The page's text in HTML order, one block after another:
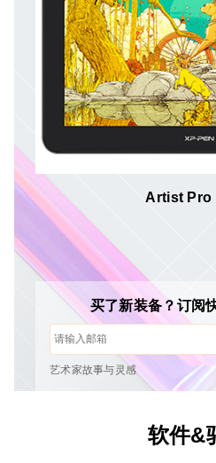
Artist Pro
买了新装备？订阅
取消订阅：随时一键取消
绘画教程
提示与故障排除
新品发布与优惠活动
艺术家故事与灵感
每月1-2封邮件，绝不发送垃圾邮件
取消订阅：随时一键取消软件&